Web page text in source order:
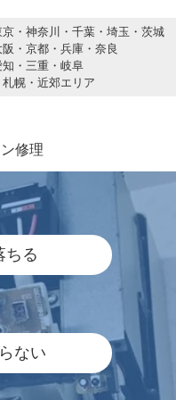
京・神奈川・千葉・埼玉・茨城
阪・京都・兵庫・奈良
知・三重・岐阜
札幌・近郊エリア
修理
ちる
ない